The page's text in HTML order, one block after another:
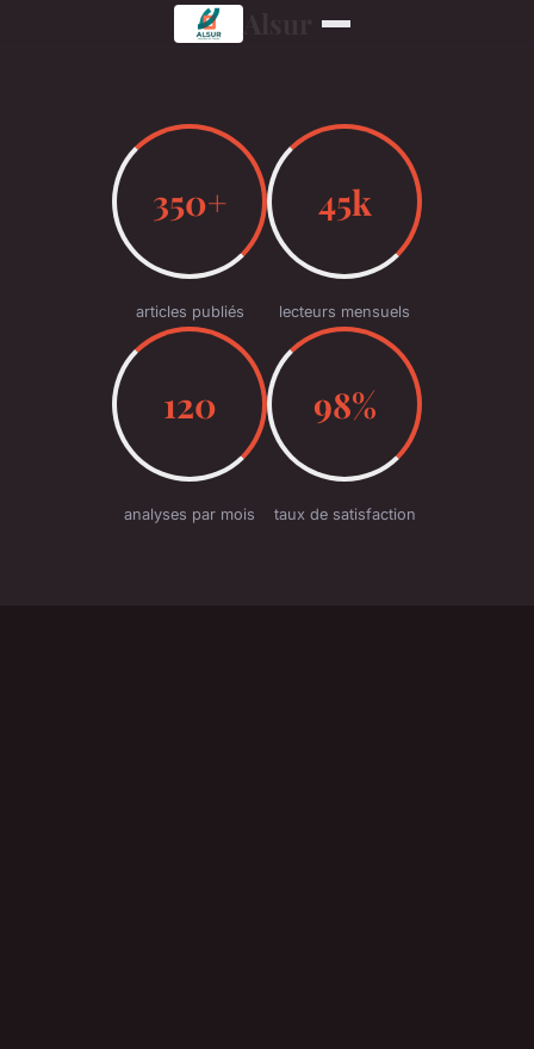
350+
articles publiés
45k
lecteurs mensuels
120
analyses par mois
98%
taux de satisfaction